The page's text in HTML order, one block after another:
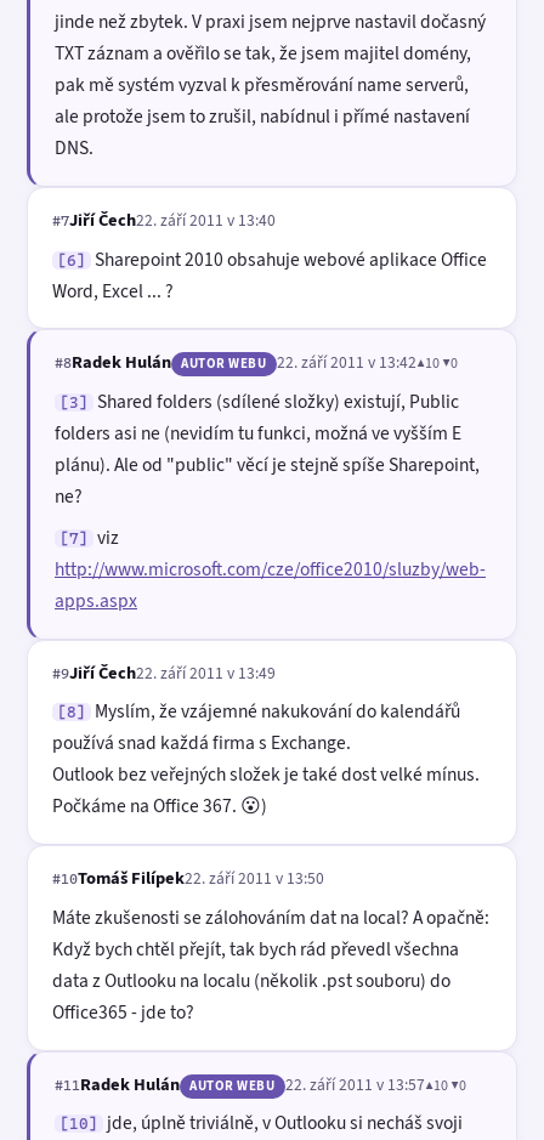
jinde než zbytek. V praxi jsem nejprve nastavil dočasný
TXT záznam a ověřilo se tak, že jsem majitel domény,
pak mě systém vyzval k přesměrování name serverů,
ale protože jsem to zrušil, nabídnul i přímé nastavení
DNS.
#7Jiří Čech22. září 2011 v 13:40
[6]
Sharepoint 2010 obsahuje webové aplikace Office
Word, Excel ... ?
#8Radek Hulán AUTOR WEBU 22. září 2011 v 13:42▲10 ▼0
[3]
Shared folders (sdílené složky) existují, Public
folders asi ne (nevidím tu funkci, možná ve vyšším E
plánu). Ale od "public" věcí je stejně spíše Sharepoint,
ne?
[7]
viz
http://www.microsoft.com/cze/office2010/sluzby/web-
apps.aspx
#9Jiří Čech22. září 2011 v 13:49
[8]
Myslím, že vzájemné nakukování do kalendářů
používá snad každá firma s Exchange.
Outlook bez veřejných složek je také dost velké mínus.
Počkáme na Office 367. 😮)
#10Tomáš Filípek22. září 2011 v 13:50
Máte zkušenosti se zálohováním dat na local? A opačně:
Když bych chtěl přejít, tak bych rád převedl všechna
data z Outlooku na localu (několik .pst souboru) do
Office365 - jde to?
#11 Radek Hulán AUTOR WEBU 22. září 2011 v 13:57▲10 ▼0
[10]
jde, úplně triviálně, v Outlooku si necháš svoji